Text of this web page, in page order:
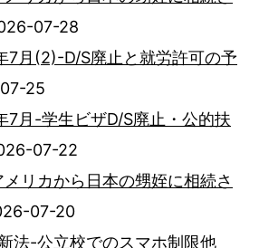
07-28
7月(2)-D/S廃止と就労許可の予
25
7月-学生ビザD/S廃止・公的扶
07-22
リカから日本の甥姪に相続さ
07-20
法-公立校でのスマホ制限他